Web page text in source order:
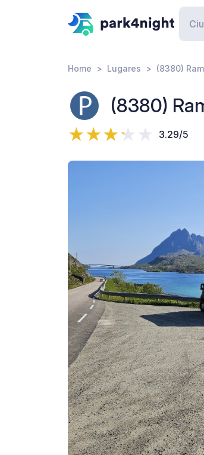
Home Lugares (8380)
(8380)
3.29/5